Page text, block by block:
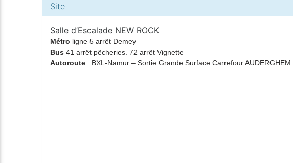
Site
Salle d’Escalade NEW ROCK
Métro ligne 5 arrêt Demey
Bus 41 arrêt pêcheries. 72 arrêt Vignette
Autoroute : BXL-Namur – Sortie Grande Surface Carrefour AUDERGHEM